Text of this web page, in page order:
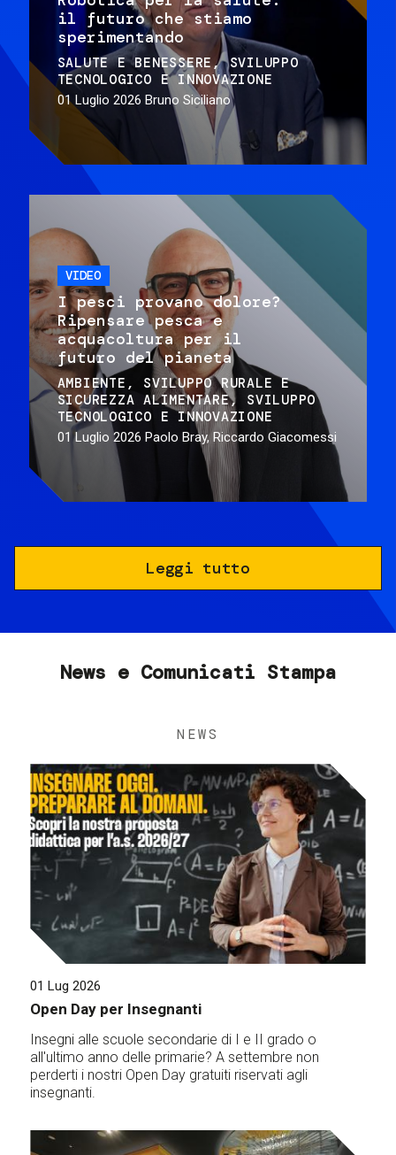
il futuro che stiamo
sperimentando
SALUTE E BENESSERE
SVILUPPO
TECNOLOGICO E INNOVAZIONE
01 Luglio 2026 Bruno Siciliano
VIDEO
I pesci provano dolore?
Ripensare pesca e
acquacoltura per il
futuro del pianeta
AMBIENTE
SVILUPPO RURALE E
SICUREZZA ALIMENTARE
SVILUPPO
TECNOLOGICO E INNOVAZIONE
01 Luglio 2026 Paolo Bray, Riccardo Giacomessi
Leggi tutto
News e Comunicati Stampa
NEWS
01 Lug 2026
Open Day per Insegnanti
Insegni alle scuole secondarie di I e II grado o
all'ultimo anno delle primarie? A settembre non
perderti i nostri Open Day gratuiti riservati agli
insegnanti.